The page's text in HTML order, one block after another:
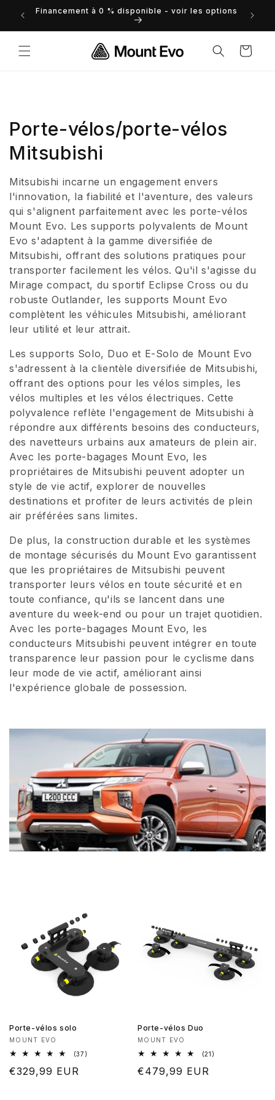
passerFinancement à 0 % disponible - voir les options
Panier
C
o
l
l
e
c
t
i
o
:
Porte-vélos/porte-vélos
Mitsubishi
Mitsubishi incarne un engagement envers
l'innovation, la fiabilité et l'aventure, des valeurs
qui s'alignent parfaitement avec les porte-vélos
Mount Evo. Les supports polyvalents de Mount
Evo s'adaptent à la gamme diversifiée de
Mitsubishi, offrant des solutions pratiques pour
transporter facilement les vélos. Qu'il s'agisse du
Mirage compact, du sportif Eclipse Cross ou du
robuste Outlander, les supports Mount Evo
complètent les véhicules Mitsubishi, améliorant
leur utilité et leur attrait.
Les supports Solo, Duo et E-Solo de Mount Evo
s'adressent à la clientèle diversifiée de Mitsubishi,
offrant des options pour les vélos simples, les
vélos multiples et les vélos électriques. Cette
polyvalence reflète l'engagement de Mitsubishi à
répondre aux différents besoins des conducteurs,
des navetteurs urbains aux amateurs de plein air.
Avec les porte-bagages Mount Evo, les
propriétaires de Mitsubishi peuvent adopter un
style de vie actif, explorer de nouvelles
destinations et profiter de leurs activités de plein
air préférées sans limites.
De plus, la construction durable et les systèmes
de montage sécurisés du Mount Evo garantissent
que les propriétaires de Mitsubishi peuvent
transporter leurs vélos en toute sécurité et en
toute confiance, qu'ils se lancent dans une
aventure du week-end ou pour un trajet quotidien.
Avec les porte-bagages Mount Evo, les
conducteurs Mitsubishi peuvent intégrer en toute
transparence leur passion pour le cyclisme dans
leur mode de vie actif, améliorant ainsi
l'expérience globale de possession.
Porte-vélos solo
Fournisseur :
MOUNT EVO
(37)
Prix
€329,99 EUR
Porte-vélos Duo
Fournisseur :
MOUNT EVO
(21)
Prix
€479,99 EUR